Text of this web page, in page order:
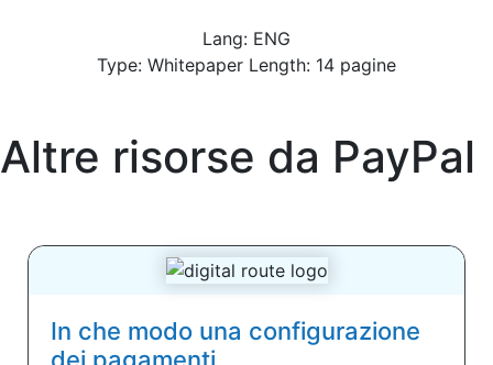
Lang: ENG
Type: Whitepaper Length: 14 pagine
Altre risorse da PayPal
In che modo una configurazione
dei pagamenti ...